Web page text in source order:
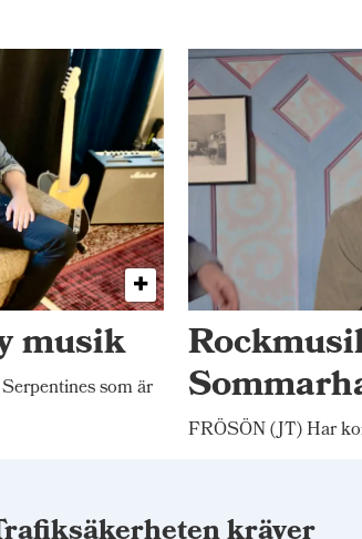
musik
som är
FRÖSÖN (JT) Har